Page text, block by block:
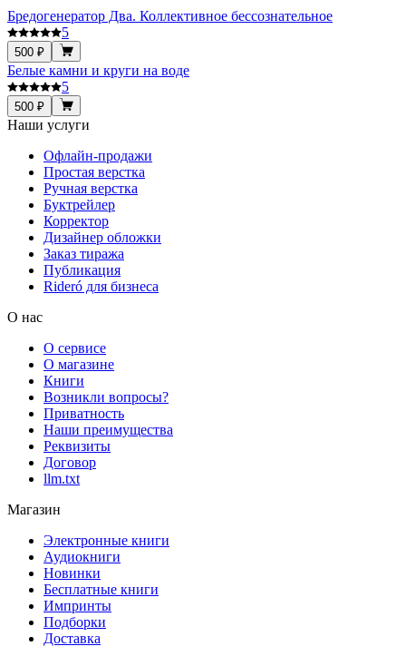
Бредогенератор Два. Коллективное бессознательное
5
500 ₽
Белые камни и круги на воде
5
500 ₽
Наши услуги
Офлайн-продажи
Простая верстка
Ручная верстка
Буктрейлер
Корректор
Дизайнер обложки
Заказ тиража
Публикация
Rideró для бизнеса
О нас
О сервисе
О магазине
Книги
Возникли вопросы?
Приватность
Наши преимущества
Реквизиты
Договор
llm.txt
Магазин
Электронные книги
Аудиокниги
Новинки
Бесплатные книги
Импринты
Подборки
Доставка